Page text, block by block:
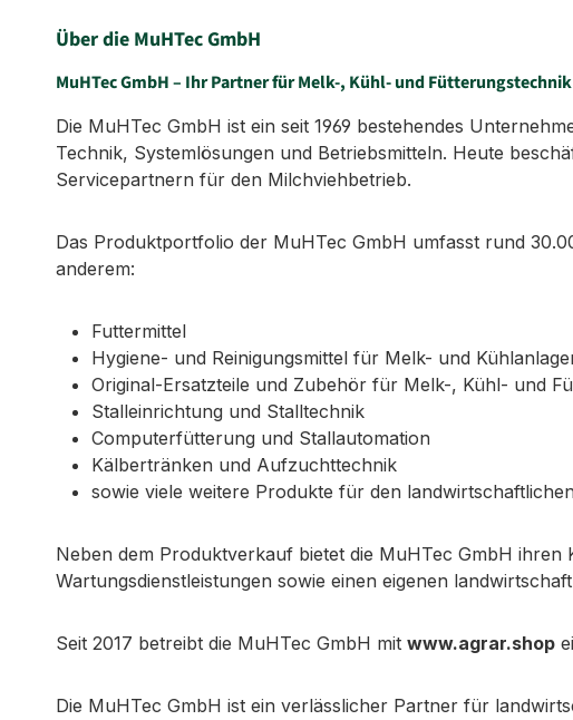
Über die MuHTec GmbH
MuHTec GmbH – Ihr Partner für Melk-, Kühl- und Fütterungstechnik
Die MuHTec GmbH ist ein seit 1969 bestehendes
Technik, Systemlösungen und Betriebsmitteln. Heute
Servicepartnern für den Milchviehbetrieb.
Das Produktportfolio der MuHTec GmbH umfasst rund
anderem:
Futtermittel
Hygiene- und Reinigungsmittel für Melk- und
Original-Ersatzteile und Zubehör für Melk-, Kühl- und
Stalleinrichtung und Stalltechnik
Computerfütterung und Stallautomation
Kälbertränken und Aufzuchttechnik
sowie viele weitere Produkte für den
Neben dem Produktverkauf bietet die MuHTec GmbH
Wartungsdienstleistungen sowie einen eigenen
Seit 2017 betreibt die MuHTec GmbH mit www.agrar.shop
Die MuHTec GmbH ist ein verlässlicher Partner für